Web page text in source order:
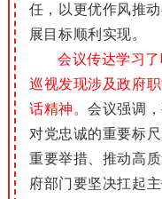
任，以更优作风推
展目标顺利实现。
会议传达学习
巡视发现涉及政府
话精神。会议强调
对党忠诚的重要标
重要举措、推动高
府部门要坚决扛起